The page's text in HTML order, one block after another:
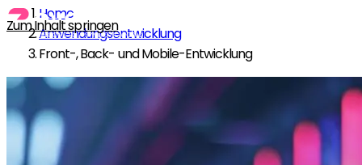
Zum Inhalt springen
Home
Anwendungsentwicklung
Front-, Back- und Mobile-Entwicklung